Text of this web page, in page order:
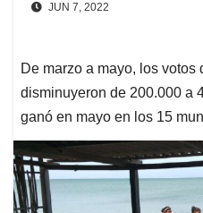
JUN 7, 2022
De marzo a mayo, los
disminuyeron de 200.000 a
ganó en mayo en los 15